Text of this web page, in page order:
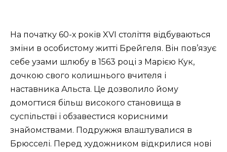
На початку 60-х років XVI століття відбуваються
зміни в особистому житті Брейгеля. Він пов’язує
себе узами шлюбу в 1563 році з Марією Кук,
дочкою свого колишнього вчителя і
наставника Альста. Це дозволило йому
домогтися більш високого становища в
суспільстві і обзавестися корисними
знайомствами. Подружжя влаштувалися в
Брюсселі. Перед художником відкрилися нові